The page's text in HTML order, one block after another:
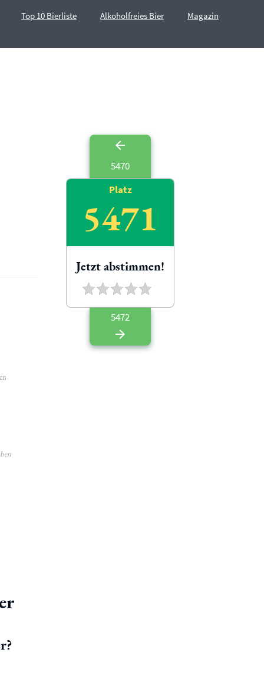
Top 10 Bierliste Alkoholfreies Bier Magazin
5470
Platz
5471
Jetzt abstimmen!
5472